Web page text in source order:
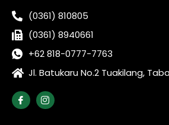
(0361) 810805
(0361) 8940661
+62 818-0777-7763
Jl. Batukaru No.2 Tuakilang,